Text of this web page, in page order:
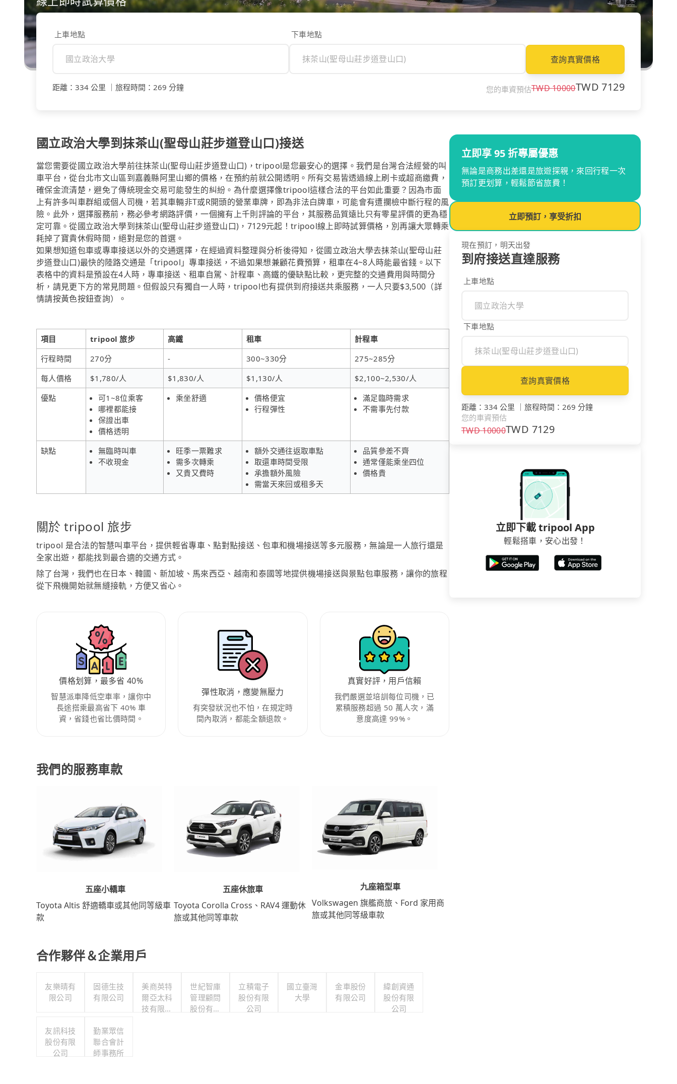
上車地點 下車地點
查詢真實價格
距離 ： 334 公里 旅程時間 ： 269 分鐘 您的車資預估TWD10000TWD7129
國立政治大學到抹茶山(聖母山莊步道登山口)接送
當您需要從國立政治大學前往抹茶山(聖母山莊步道登山口)，tripool是您最安心的選擇。我們是台灣合法經營的叫
車平台，從台北市文山區到嘉義縣阿里山鄉的價格，在預約前就公開透明。所有交易皆透過線上刷卡或超商繳費，
確保金流清楚，避免了傳統現金交易可能發生的糾紛。為什麼選擇像tripool這樣合法的平台如此重要？因為市面
上有許多叫車群組或個人司機，若其車輛非T或R開頭的營業車牌，即為非法白牌車，可能會有遭攔檢中斷行程的風
險。此外，選擇服務前，務必參考網路評價，一個擁有上千則評論的平台，其服務品質遠比只有零星評價的更為穩
定可靠。從國立政治大學到抹茶山(聖母山莊步道登山口)，7129元起！tripool線上即時試算價格，別再讓大眾轉乘
耗掉了寶貴休假時間，絕對是您的首選。
如果想知道包車或專車接送以外的交通選擇，在經過資料整理與分析後得知，從國立政治大學去抹茶山(聖母山莊
步道登山口)最快的陸路交通是「tripool」專車接送，不過如果想兼顧花費預算，租車在4~8人時能最省錢。以下
表格中的資料是預設在4人時，專車接送、租車自駕、計程車、高鐵的優缺點比較，更完整的交通費用與時間分
析，請見更下方的常見問題。但假設只有獨自一人時，tripool也有提供到府接送共乘服務，一人只要$3,500（詳
情請按黃色按鈕查詢）。
項目 tripool 旅步 高鐵 租車
計程車
行程時間
270分 - 300~330分
275~285分
每人價格
$1,780/人 $1,830/人 $1,130/人
$2,100~2,530/人
優點
可1~8位乘客
哪裡都能接
保證出車
價格透明
乘坐舒適
價格便宜
行程彈性
滿足臨時需求
不需事先付款
缺點
無臨時叫車
不收現金
旺季一票難求
需多次轉乘
又貴又費時
額外交通往返取車點
取還車時間受限
承擔額外風險
需當天來回或租多天
品質參差不齊
通常僅能乘坐四位
價格貴
關於 tripool 旅步
tripool 是合法的智慧叫車平台，提供輕省專車、點對點接送、包車和機場接送等多元服務，無論是一人旅行還是
全家出遊，都能找到最合適的交通方式。
除了台灣，我們也在日本、韓國、新加坡、馬來西亞、越南和泰國等地提供機場接送與景點包車服務，讓你的旅程
從下飛機開始就無縫接軌，方便又省心。
價格划算，最多省 40%
智慧派車降低空車率，讓你中
長途搭乘最高省下 40% 車
資，省錢也省比價時間。
彈性取消，應變無壓力
有突發狀況也不怕，在規定時
間內取消，都能全額退款。
真實好評，用戶信賴
我們嚴選並培訓每位司機，已
累積服務超過 50 萬人次，滿
意度高達 99%。
我們的服務車款
五座小轎車
Toyota Altis 舒適轎車或其他同等級車
款
五座休旅車
Toyota Corolla Cross、RAV4 運動休
旅或其他同等車款
九座箱型車
Volkswagen 旗艦商旅、Ford 家用商
旅或其他同等級車款
合作夥伴＆企業用戶
友樂晴有
限公司
固德生技
有限公司
美商英特
爾亞太科
技有限公
世紀智庫
管理顧問
股份有限
立積電子
股份有限
公司
國立臺灣
大學
金車股份
有限公司
緯創資通
股份有限
公司
友訊科技
股份有限
公司
勤業眾信
聯合會計
師事務所
立即享 95 折專屬優惠
無論是商務出差還是旅遊探親，來回行程一次
預訂更划算，輕鬆節省旅費！
立即預訂，享受折扣
現在預訂，明天出發
到府接送直達服務
上車地點
下車地點
查詢真實價格
距離 ： 334 公里 ｜ 旅程時間 ： 269 分鐘
您的車資預估
TWD10000TWD 7129
立即下載 tripool App
輕鬆搭車，安心出發！